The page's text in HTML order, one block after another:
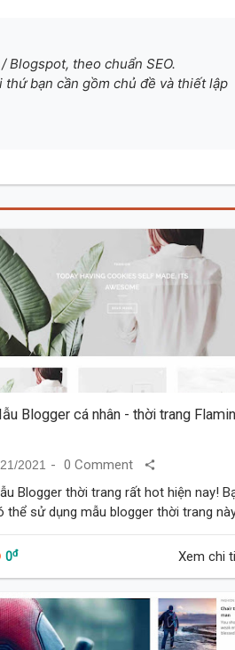
theo chuẩn SEO.
bạn cần gồm chủ đề và thiết lập
Blogger cá nhân - thời trang
2021
0 Comment
Blogger thời trang rất hot hiện nay!
thể sử dụng mẫu blogger thời trang
blog, trang web hoặc doanh nghiệp
Mẫu tương thíc…
0đ Xem chi